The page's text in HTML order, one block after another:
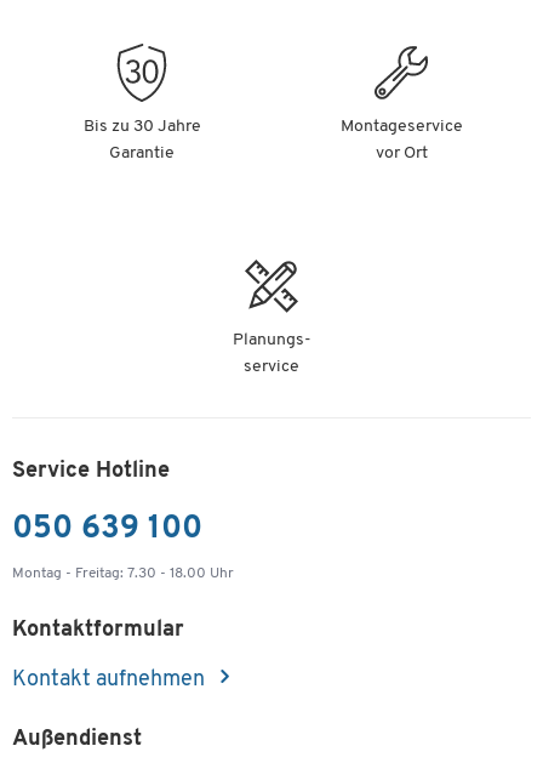
Bis zu 30 Jahre
Garantie
Montageservice
vor Ort
Planungs-
service
Service Hotline
050 639 100
Montag - Freitag: 7.30 - 18.00 Uhr
Kontaktformular
Kontakt aufnehmen
Außendienst